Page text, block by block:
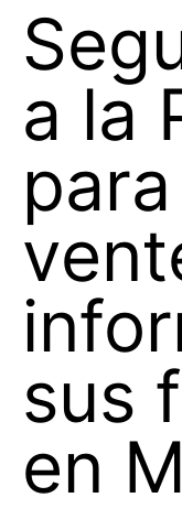
a la
sus
en